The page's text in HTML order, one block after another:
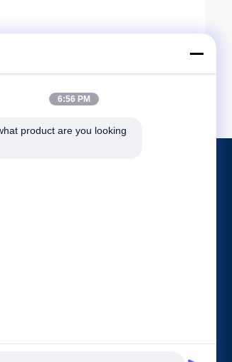
6:56 PM
product are you looking